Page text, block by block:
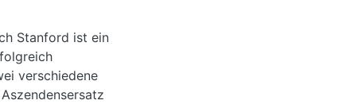
Stanford ist ein
verschiedene